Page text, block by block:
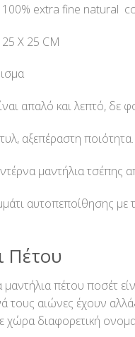
extra fine natural
Χ 25 CM
απαλό και λεπτό, δε
αξεπέραστη ποιότητα.
μαντήλια τσέπης
αυτοπεποίθησης
Πέτου
πέτου ποσέτ
τους αιώνες έχουν
χώρα διαφορετική